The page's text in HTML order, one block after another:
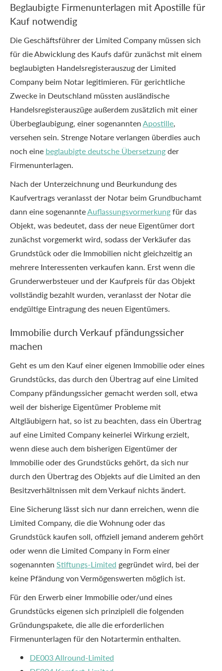
Beglaubigte Firmenunterlagen mit Apostille für
Kauf notwendig
Die Geschäftsführer der Limited Company müssen sich
für die Abwicklung des Kaufs dafür zunächst mit einem
beglaubigten Handelsregisterauszug der Limited
Company beim Notar legitimieren. Für gerichtliche
Zwecke in Deutschland müssten ausländische
Handelsregisterauszüge außerdem zusätzlich mit einer
Überbeglaubigung, einer sogenanntenApostille,
versehen sein. Strenge Notare verlangen überdies auch
noch eine beglaubigte deutsche Übersetzungder
Firmenunterlagen.
Nach der Unterzeichnung und Beurkundung des
Kaufvertrags veranlasst der Notar beim Grundbuchamt
dann eine sogenannteAuflassungsvormerkungfür das
Objekt, was bedeutet, dass der neue Eigentümer dort
zunächst vorgemerkt wird, sodass der Verkäufer das
Grundstück oder die Immobilien nicht gleichzeitig an
mehrere Interessenten verkaufen kann. Erst wenn die
Grunderwerbsteuer und der Kaufpreis für das Objekt
vollständig bezahlt wurden, veranlasst der Notar die
endgültige Eintragung des neuen Eigentümers.
Immobilie durch Verkauf pfändungssicher
machen
Geht es um den Kauf einer eigenen Immobilie oder eines
Grundstücks, das durch den Übertrag auf eine Limited
Company pfändungssicher gemacht werden soll, etwa
weil der bisherige Eigentümer Probleme mit
Altgläubigern hat, so ist zu beachten, dass ein Übertrag
auf eine Limited Company keinerlei Wirkung erzielt,
wenn diese auch dem bisherigen Eigentümer der
Immobilie oder des Grundstücks gehört, da sich nur
durch den Übertrag des Objekts auf die Limited an den
Besitzverhältnissen mit dem Verkauf nichts ändert.
Eine Sicherung lässt sich nur dann erreichen, wenn die
Limited Company, die die Wohnung oder das
Grundstück kaufen soll, offiziell jemand anderem gehört
oder wenn die Limited Company in Form einer
sogenannten Stiftungs-Limited gegründet wird, bei der
keine Pfändung von Vermögenswerten möglich ist.
Für den Erwerb einer Immobilie oder/und eines
Grundstücks eigenen sich prinzipiell die folgenden
Gründungspakete, die alle die erforderlichen
Firmenunterlagen für den Notartermin enthalten.
DE003 Allround-Limited